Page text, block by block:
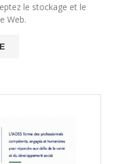
le stockage et le
Web.